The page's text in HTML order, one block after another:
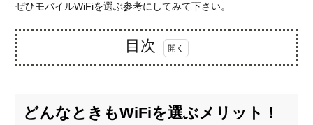
ぜひモバイルWiFiを選ぶ参考にしてみて下さい。
目次
きも
どんなときもWiFiを選ぶメリット！